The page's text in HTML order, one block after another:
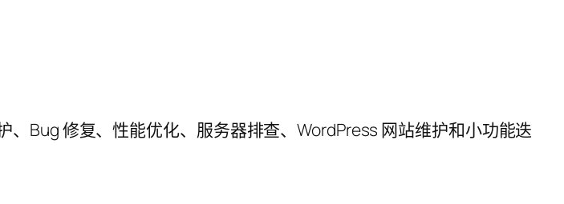
、Bug 修复、性能优化、服务器排查、WordPress 网站维护和小功能迭